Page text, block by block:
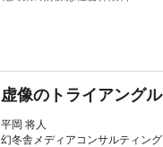
虚像のトライアングル
平岡 将人
幻冬舎メディアコンサルティング